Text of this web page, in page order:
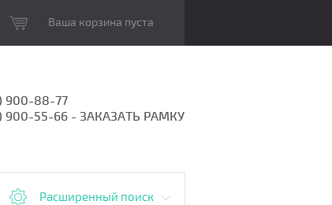
Ваша корзина пуста
900-88-77
900-55-66 - ЗАКАЗАТЬ РАМКУ
Расширенный поиск